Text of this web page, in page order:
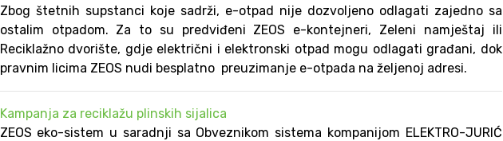
Zbog štetnih supstanci koje sadrži, e-otpad nije dozvoljeno odlagati zajedno sa
ostalim otpadom. Za to su predviđeni ZEOS e-kontejneri, Zeleni namještaj ili
Reciklažno dvorište, gdje električni i elektronski otpad mogu odlagati građani, dok
pravnim licima ZEOS nudi besplatno preuzimanje e-otpada na željenoj adresi.
Kampanja za reciklažu plinskih sijalica
ZEOS eko-sistem u saradnji sa Obveznikom sistema kompanijom ELEKTRO-JURIĆ